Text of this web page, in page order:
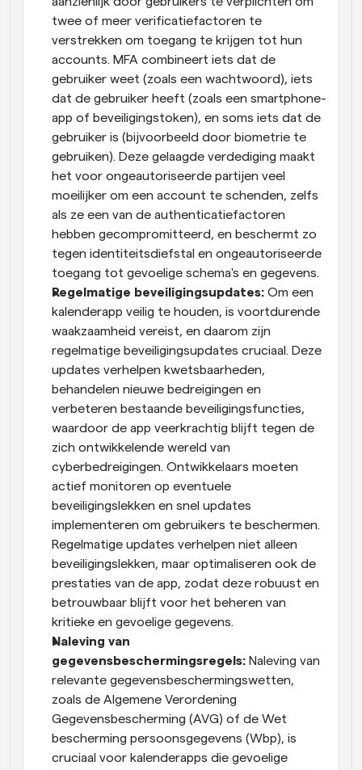
twee of meer verificatiefactoren te
verstrekken om toegang te krijgen tot hun
accounts. MFA combineert iets dat de
gebruiker weet (zoals een wachtwoord), iets
dat de gebruiker heeft (zoals een smartphone-
app of beveiligingstoken), en soms iets dat de
gebruiker is (bijvoorbeeld door biometrie te
gebruiken). Deze gelaagde verdediging maakt
het voor ongeautoriseerde partijen veel
moeilijker om een account te schenden, zelfs
als ze een van de authenticatiefactoren
hebben gecompromitteerd, en beschermt zo
tegen identiteitsdiefstal en ongeautoriseerde
toegang tot gevoelige schema's en gegevens.
Regelmatige beveiligingsupdates: Om een
kalenderapp veilig te houden, is voortdurende
waakzaamheid vereist, en daarom zijn
regelmatige beveiligingsupdates cruciaal. Deze
updates verhelpen kwetsbaarheden,
behandelen nieuwe bedreigingen en
verbeteren bestaande beveiligingsfuncties,
waardoor de app veerkrachtig blijft tegen de
zich ontwikkelende wereld van
cyberbedreigingen. Ontwikkelaars moeten
actief monitoren op eventuele
beveiligingslekken en snel updates
implementeren om gebruikers te beschermen.
Regelmatige updates verhelpen niet alleen
beveiligingslekken, maar optimaliseren ook de
prestaties van de app, zodat deze robuust en
betrouwbaar blijft voor het beheren van
kritieke en gevoelige gegevens.
Naleving van
gegevensbeschermingsregels: Naleving van
relevante gegevensbeschermingswetten,
zoals de Algemene Verordening
Gegevensbescherming (AVG) of de Wet
bescherming persoonsgegevens (Wbp), is
cruciaal voor kalenderapps die gevoelige